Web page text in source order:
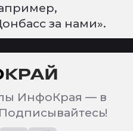
за нами».
ИнфоКрая — в